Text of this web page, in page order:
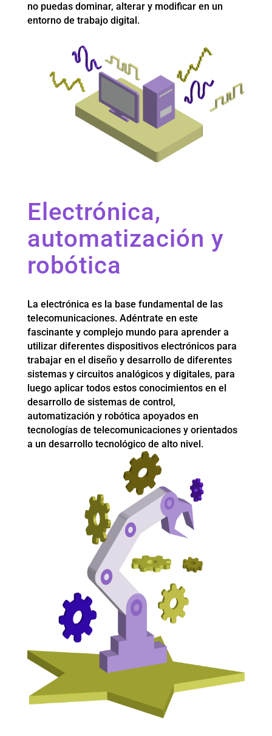
no puedas dominar, alterar y modificar en un
entorno de trabajo digital.
Electrónica,
automatización y
robótica
La electrónica es la base fundamental de las
telecomunicaciones. Adéntrate en este
fascinante y complejo mundo para aprender a
utilizar diferentes dispositivos electrónicos para
trabajar en el diseño y desarrollo de diferentes
sistemas y circuitos analógicos y digitales, para
luego aplicar todos estos conocimientos en el
desarrollo de sistemas de control,
automatización y robótica apoyados en
tecnologías de telecomunicaciones y orientados
a un desarrollo tecnológico de alto nivel.